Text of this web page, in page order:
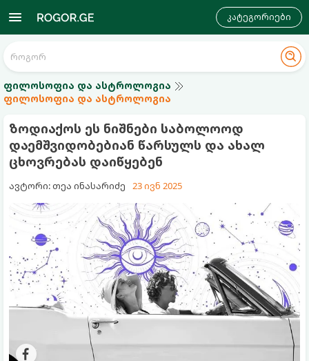
კატეგორიები
ფილოსოფია და ასტროლოგია
ფილოსოფია და ასტროლოგია
ზოდიაქოს ეს ნიშნები საბოლოოდ
დაემშვიდობებიან წარსულს და ახალ
ცხოვრებას დაიწყებენ
ავტორი: თეა ინასარიძე 23 ივნ 2025